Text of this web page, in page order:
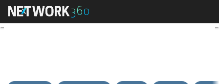
PEFC, Italia: quasi 1 milione di